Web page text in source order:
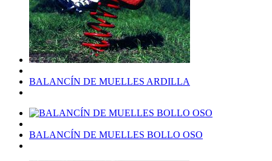
BALANCÍN DE MUELLES ARDILLA
BALANCÍN DE MUELLES BOLLO OSO